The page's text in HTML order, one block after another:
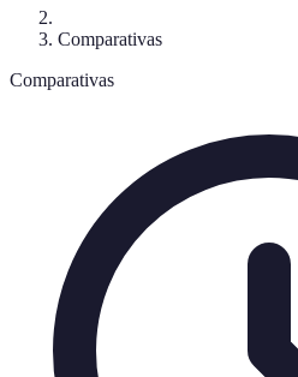
Comparativas
Comparativas